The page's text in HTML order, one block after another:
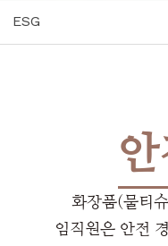
ESG
화장품(물티
임직원은 안전